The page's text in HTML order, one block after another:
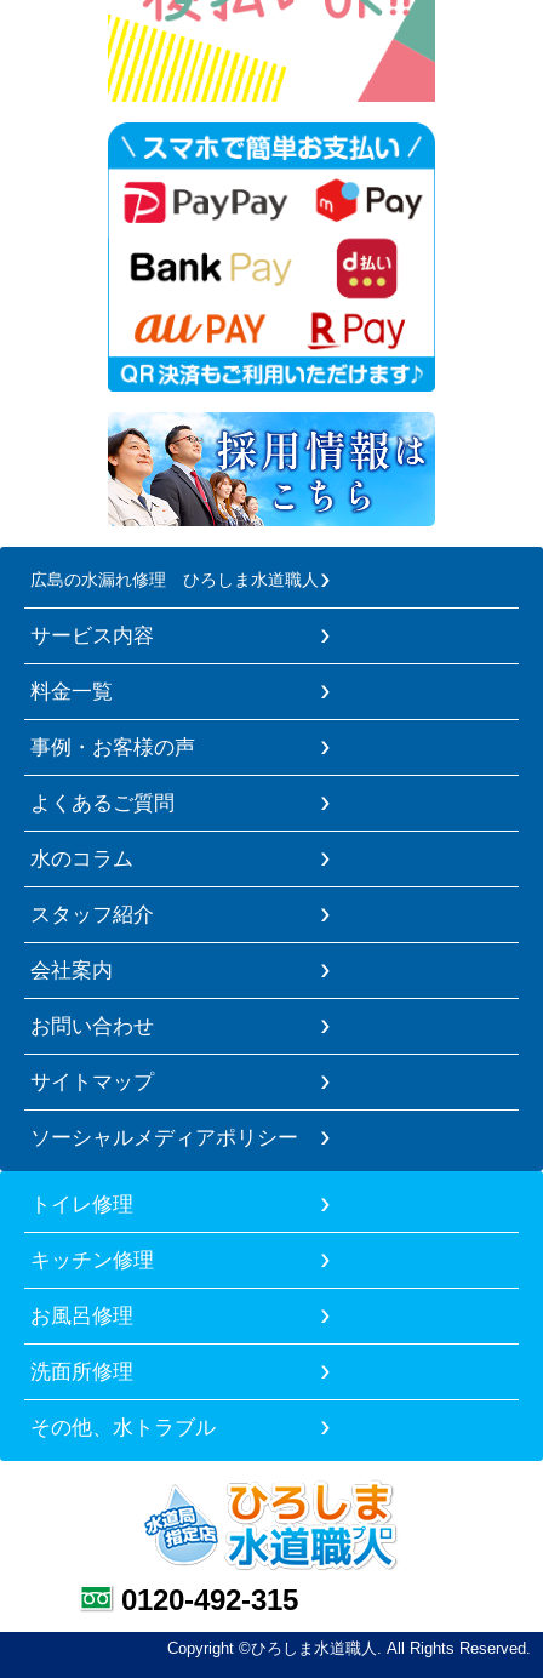
広島の水漏れ修理 ひろしま水道職人
サービス内容
料金一覧
事例・お客様の声
よくあるご質問
水のコラム
スタッフ紹介
会社案内
お問い合わせ
サイトマップ
ソーシャルメディアポリシー
トイレ修理
キッチン修理
お風呂修理
洗面所修理
その他、水トラブル
0120-492-315
Copyright ©ひろしま水道職人. All Rights Reserved.